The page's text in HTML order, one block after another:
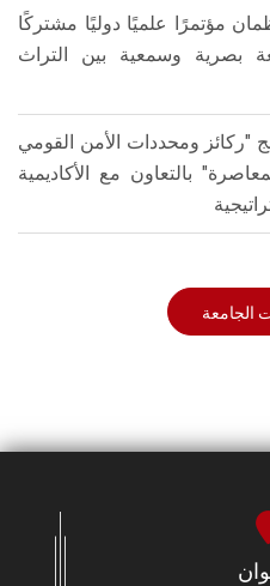
مؤتمرًا علميًا دوليًا مشتركًا
بصرية وسمعية بين التراث
ومحددات الأمن القومي
بالتعاون مع الأكاديمية
الجامعة